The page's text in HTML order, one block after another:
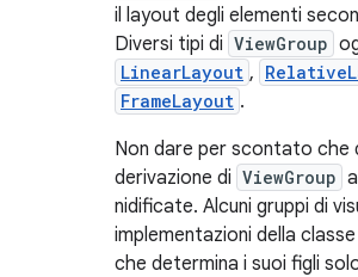
il layout degli elementi
Diversi tipi di ViewGroup
LinearLayout ,
FrameLayout .
Non dare per scontato che
derivazione di ViewGroup
nidificate. Alcuni gruppi di
implementazioni della classe
che determina i suoi figli